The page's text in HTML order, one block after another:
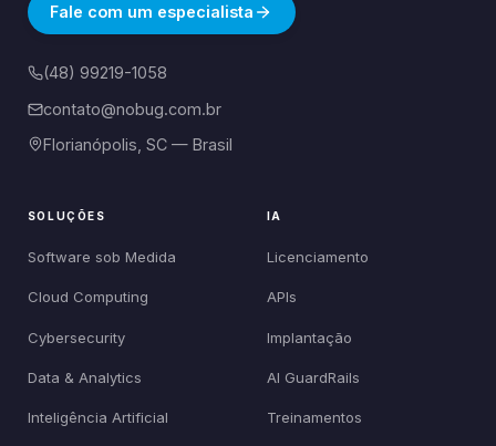
Fale com um especialista
(48) 99219-1058
contato@nobug.com.br
Florianópolis, SC — Brasil
SOLUÇÕES
Software sob Medida
Cloud Computing
Cybersecurity
Data & Analytics
Inteligência Artificial
IA
Licenciamento
APIs
Implantação
AI GuardRails
Treinamentos